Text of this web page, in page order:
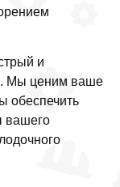
и
Мы ценим ваше
обеспечить
вашего